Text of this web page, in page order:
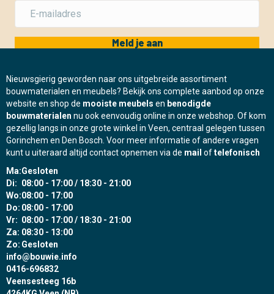
Meld je aan
Nieuwsgierig geworden naar ons uitgebreide assortiment
bouwmaterialen en meubels? Bekijk ons complete aanbod op onze
website en shop de mooiste meubels en benodigde
bouwmaterialen nu ook eenvoudig online in onze webshop. Of kom
gezellig langs in onze grote winkel in Veen, centraal gelegen tussen
Gorinchem en Den Bosch. Voor meer informatie of andere vragen
kunt u uiteraard altijd contact opnemen via de mail oftelefonisch
Ma:Gesloten
Di: 08:00 - 17:00 / 18:30 - 21:00
Wo:08:00 - 17:00
Do: 08:00 - 17:00
Vr: 08:00 - 17:00 / 18:30 - 21:00
Za: 08:30 - 13:00
Zo: Gesloten
info@bouwie.info
0416-696832
Veensesteeg 16b